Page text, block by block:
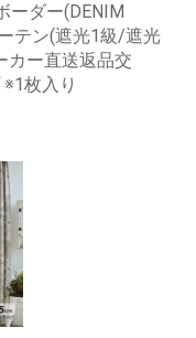
ーダー(DENIM
テン(遮光1級/遮光
カー直送返品交
枚入り